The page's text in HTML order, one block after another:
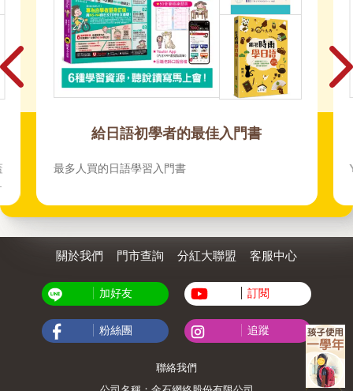
給日語初學者的最佳入門書
最多人買的日語學習入門書
關於我們 門市查詢 分紅大聯盟 客服中心
加好友 訂閱
粉絲團 追蹤
聯絡我們